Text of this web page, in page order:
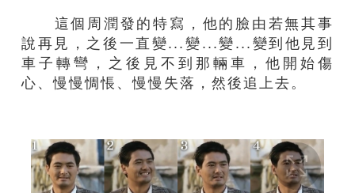
這個周潤發的特寫，他的臉由若無其事
說再見，之後一直變...變...變...變到他見到
車子轉彎，之後見不到那輛車，他開始傷
心、慢慢惆悵、慢慢失落，然後追上去。